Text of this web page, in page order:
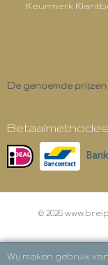
Keurmerk
De genoemde prijzen
Betaalmethodes
© 2026
Wij maken gebruik